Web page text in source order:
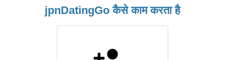
jpnDatingGo कैसे काम करता है